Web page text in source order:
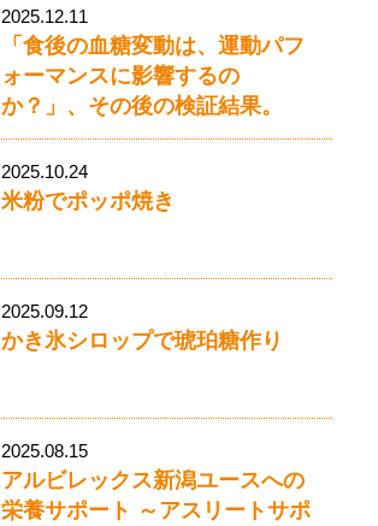
2025.12.11
「食後の血糖変動は、運動パフ
ォーマンスに影響するの
か？」、その後の検証結果。
2025.10.24
米粉でポッポ焼き
2025.09.12
かき氷シロップで琥珀糖作り
2025.08.15
アルビレックス新潟ユースへの
栄養サポート ～アスリートサポ